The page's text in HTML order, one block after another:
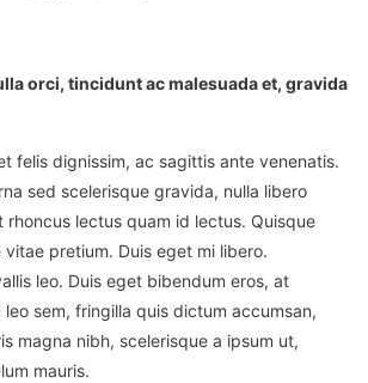
orci, tincidunt ac malesuada et, gravida
felis dignissim, ac sagittis ante venenatis.
sed scelerisque gravida, nulla libero
lectus quam id lectus. Quisque
pretium. Duis eget mi libero.
leo. Duis eget bibendum eros, at
leo sem, fringilla quis dictum accumsan,
magna nibh, scelerisque a ipsum ut,
mauris.